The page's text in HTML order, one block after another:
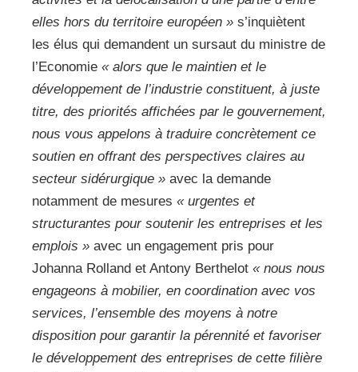
elles hors du territoire européen » s’inquiètent
les élus qui demandent un sursaut du ministre de
l’Economie « alors que le maintien et le
développement de l’industrie constituent, à juste
titre, des priorités affichées par le gouvernement,
nous vous appelons à traduire concrètement ce
soutien en offrant des perspectives claires au
secteur sidérurgique » avec la demande
notamment de mesures « urgentes et
structurantes pour soutenir les entreprises et les
emplois » avec un engagement pris pour
Johanna Rolland et Antony Berthelot « nous nous
engageons à mobilier, en coordination avec vos
services, l’ensemble des moyens à notre
disposition pour garantir la pérennité et favoriser
le développement des entreprises de cette filière